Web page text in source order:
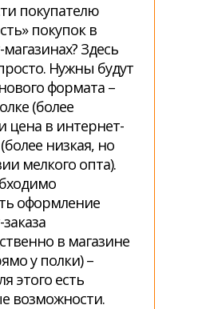
покупателю
покупок в
Здесь
Нужны будут
формата –
(более
цена в интернет-
низкая, но
мелкого опта).
оформление
в магазине
у полки) –
этого есть
возможности.